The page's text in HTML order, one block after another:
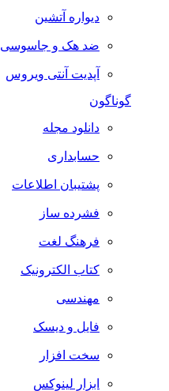
دیواره آتشین
ضد هک و جاسوسی
آپدیت آنتی ویروس
گوناگون
دانلود مجله
حسابداری
پشتیبان اطلاعات
فشرده ساز
فرهنگ لغت
کتاب الکترونیک
مهندسی
فایل و دیسک
سخت افزار
ابزار لینوکس